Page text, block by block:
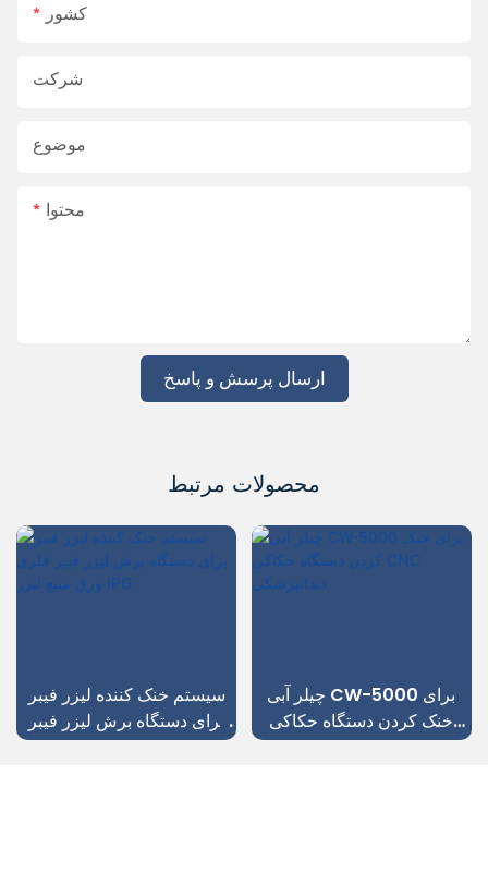
کشور
شرکت
موضوع
محتوا
ارسال پرسش و پاسخ
محصولات مرتبط
سیستم خنک کننده لیزر فیبر
برای دستگاه برش لیزر فیبر
فلزی ورق منبع لیزر IPG
چیلر آبی CW-5000 برای
خنک کردن دستگاه حکاکی
CNC دندانپزشکی